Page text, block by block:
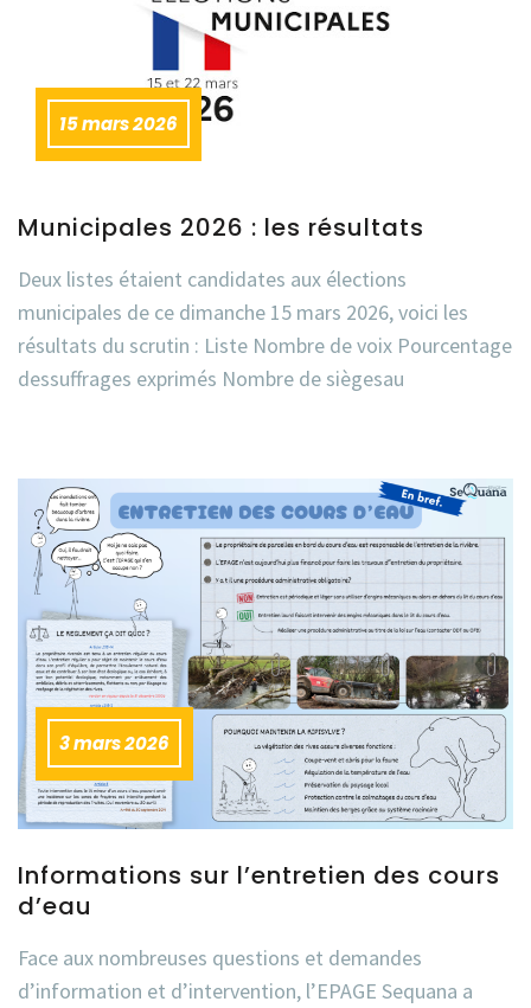
15 mars 2026
Municipales 2026 : les résultats
Deux listes étaient candidates aux élections
municipales de ce dimanche 15 mars 2026, voici les
résultats du scrutin : Liste Nombre de voix Pourcentage
dessuffrages exprimés Nombre de siègesau
3 mars 2026
Informations sur l’entretien des cours
d’eau
Face aux nombreuses questions et demandes
d’information et d’intervention, l’EPAGE Sequana a